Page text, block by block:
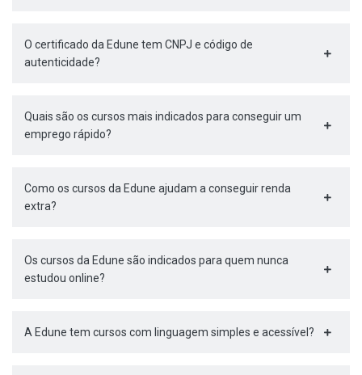
O certificado da Edune tem CNPJ e código de
autenticidade?
Quais são os cursos mais indicados para conseguir um
emprego rápido?
Como os cursos da Edune ajudam a conseguir renda
extra?
Os cursos da Edune são indicados para quem nunca
estudou online?
A Edune tem cursos com linguagem simples e acessível?